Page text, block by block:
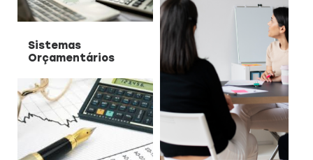
Sistemas
Orçamentários